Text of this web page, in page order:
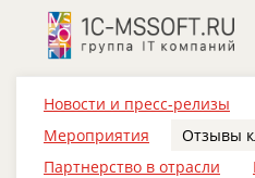
Новости и пресс-релизы
Мероприятия
Отзывы
Партнерство в отрасли